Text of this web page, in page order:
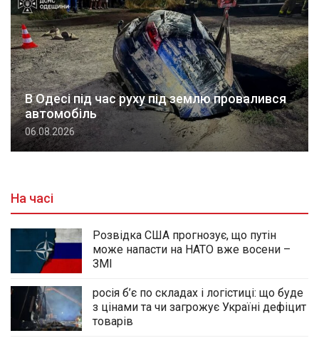
В Одесі під час руху під землю провалився
автомобіль
06.08.2026
На часі
Розвідка США прогнозує, що путін
може напасти на НАТО вже восени –
ЗМІ
росія б’є по складах і логістиці: що буде
з цінами та чи загрожує Україні дефіцит
товарів